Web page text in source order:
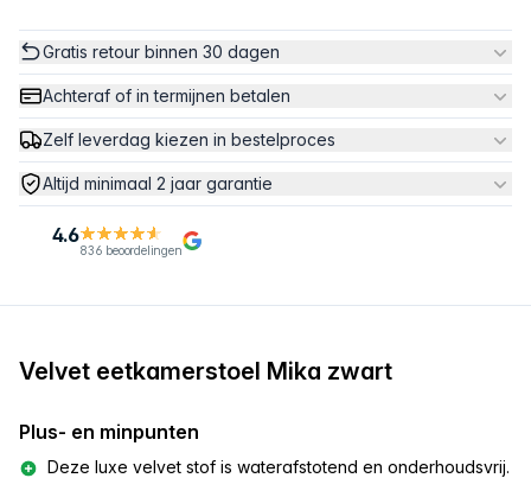
Gratis retour binnen 30 dagen
Achteraf of in termijnen betalen
Zelf leverdag kiezen in bestelproces
Altijd minimaal 2 jaar garantie
4.6
836 beoordelingen
Velvet eetkamerstoel Mika zwart
Plus- en minpunten
Deze luxe velvet stof is waterafstotend en onderhoudsvrij.